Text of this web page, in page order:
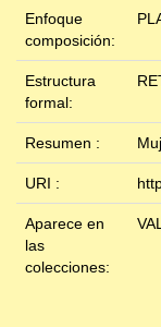
Enfoque
composición:
Estructura
formal:
Resumen :
URI :
Aparece en
las
colecciones: